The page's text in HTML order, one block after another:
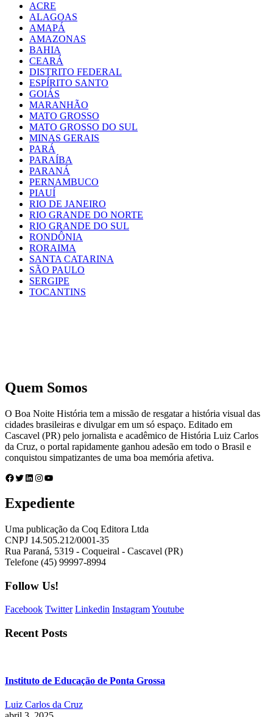
ACRE
ALAGOAS
AMAPÁ
AMAZONAS
BAHIA
CEARÁ
DISTRITO FEDERAL
ESPÍRITO SANTO
GOIÁS
MARANHÃO
MATO GROSSO
MATO GROSSO DO SUL
MINAS GERAIS
PARÁ
PARAÍBA
PARANÁ
PERNAMBUCO
PIAUÍ
RIO DE JANEIRO
RIO GRANDE DO NORTE
RIO GRANDE DO SUL
RONDÔNIA
RORAIMA
SANTA CATARINA
SÃO PAULO
SERGIPE
TOCANTINS
Quem Somos
O Boa Noite História tem a missão de resgatar a história visual das
cidades brasileiras e divulgar em um só espaço. Editado em
Cascavel (PR) pelo jornalista e acadêmico de História Luiz Carlos
da Cruz, o portal rapidamente ganhou adesão em todo o Brasil e
conquistou simpatizantes de uma boa memória afetiva.
Facebook
Twitter
LinkedIn
Instagram
Youtube
Expediente
Uma publicação da Coq Editora Ltda
CNPJ 14.505.212/0001-35
Rua Paraná, 5319 - Coqueiral - Cascavel (PR)
Telefone (45) 99997-8994
Follow Us!
Facebook Twitter Linkedin InstagramYoutube
Recent Posts
Instituto de Educação de Ponta Grossa
Luiz Carlos da Cruz